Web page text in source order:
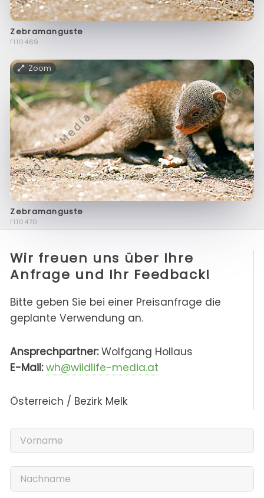
Zebramanguste
f110469
Zoom
Zebramanguste
f110470
Wir freuen uns über Ihre
Anfrage und Ihr Feedback!
Bitte geben Sie bei einer Preisanfrage die
geplante Verwendung an.
Ansprechpartner:Wolfgang Hollaus
E-Mail: wh@wildlife-media.at
Österreich / Bezirk Melk